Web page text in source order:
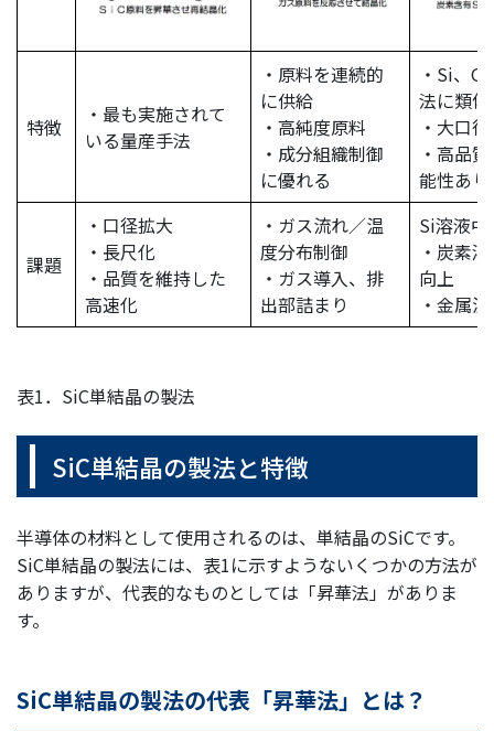
特徴
・最も実施されて
いる量産手法
・原料を連続的
に供給
・高純度原料
・成分組織制御
に優れる
・Si、
法に類似
・大口
・高品
能性あり
課題
・口径拡大
・長尺化
・品質を維持した
高速化
・ガス流れ／温
度分布制御
・ガス導入、排
出部詰まり
Si溶液中
・炭素
向上
・金属
表1．SiC単結晶の製法
SiC単結晶の製法と特徴
半導体の材料として使用されるのは、単結晶のSiCです。
SiC単結晶の製法には、表1に示すようないくつかの方法が
ありますが、代表的なものとしては「昇華法」がありま
す。
SiC単結晶の製法の代表「昇華法」とは？